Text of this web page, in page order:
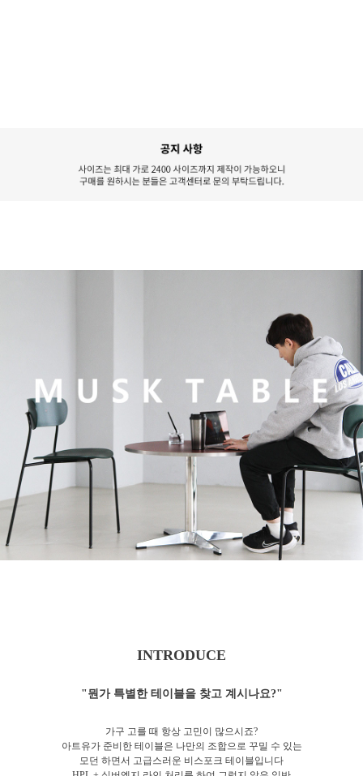
INTRODUCE
"뭔가 특별한 테이블을 찾고 계시나요?"
가구 고를 때 항상 고민이 많으시죠?
아트유가 준비한 테이블은 나만의 조합으로 꾸밀 수 있는
모던 하면서 고급스러운 비스포크 테이블입니다